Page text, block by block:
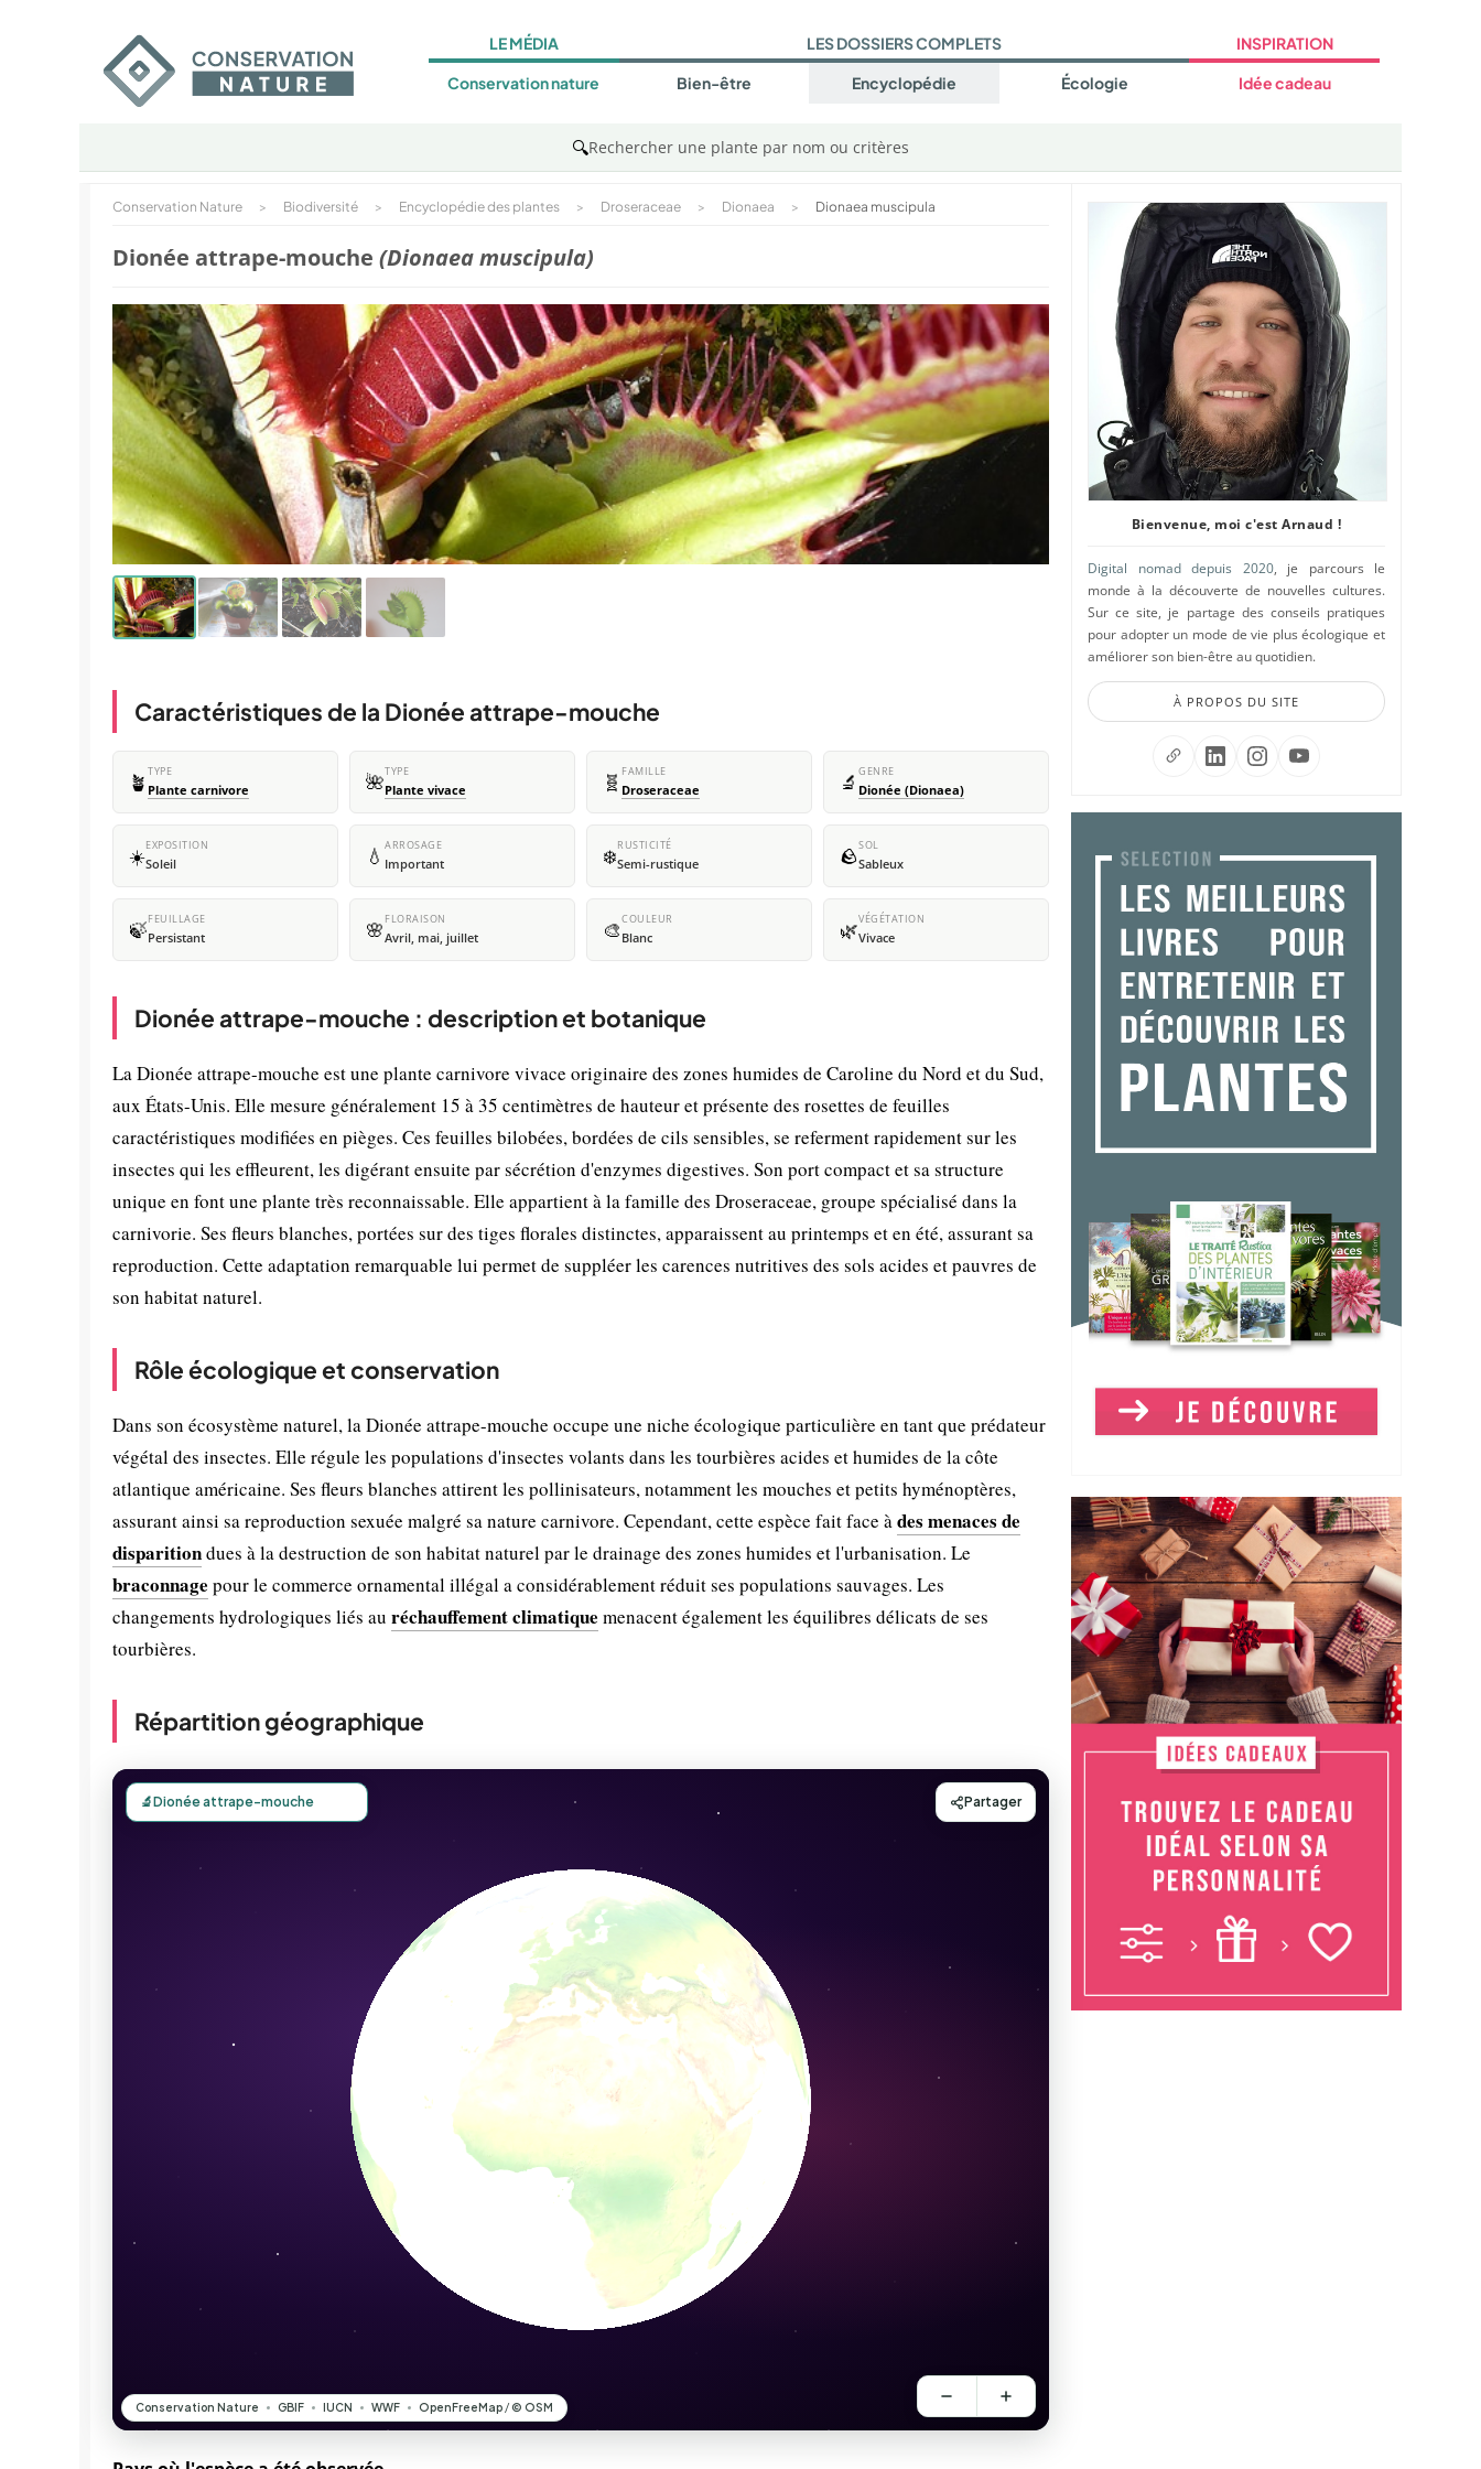
LE MÉDIA
Conservation nature
LES DOSSIERS COMPLETS
Bien-être Encyclopédie Écologie
INSPIRATION
Idée cadeau
🔍Rechercher une plante par nom ou critères
Conservation Nature > Biodiversité > Encyclopédie des plantes > Droseraceae > Dionaea > Dionaea muscipula
Dionée attrape-mouche (Dionaea muscipula)
Caractéristiques de la Dionée attrape-mouche
🪴 TYPE
Plante carnivore 🌺TYPE
Plante vivace 🧬 FAMILLE
Droseraceae 🔬 GENRE
Dionée (Dionaea)
☀️EXPOSITION
Soleil 💧 ARROSAGE
Important ❄️RUSTICITÉ
Semi-rustique 🪨SOL
Sableux
🍃FEUILLAGE
Persistant 🌸 FLORAISON
Avril, mai, juillet 🎨COULEUR
Blanc 🌿VÉGÉTATION
Vivace
Dionée attrape-mouche : description et botanique
La Dionée attrape-mouche est une plante carnivore vivace originaire des zones humides de Caroline du Nord et du Sud,
aux États-Unis. Elle mesure généralement 15 à 35 centimètres de hauteur et présente des rosettes de feuilles
caractéristiques modifiées en pièges. Ces feuilles bilobées, bordées de cils sensibles, se referment rapidement sur les
insectes qui les effleurent, les digérant ensuite par sécrétion d'enzymes digestives. Son port compact et sa structure
unique en font une plante très reconnaissable. Elle appartient à la famille des Droseraceae, groupe spécialisé dans la
carnivorie. Ses fleurs blanches, portées sur des tiges florales distinctes, apparaissent au printemps et en été, assurant sa
reproduction. Cette adaptation remarquable lui permet de suppléer les carences nutritives des sols acides et pauvres de
son habitat naturel.
Rôle écologique et conservation
Dans son écosystème naturel, la Dionée attrape-mouche occupe une niche écologique particulière en tant que prédateur
végétal des insectes. Elle régule les populations d'insectes volants dans les tourbières acides et humides de la côte
atlantique américaine. Ses fleurs blanches attirent les pollinisateurs, notamment les mouches et petits hyménoptères,
assurant ainsi sa reproduction sexuée malgré sa nature carnivore. Cependant, cette espèce fait face àdes menaces de
disparitiondues à la destruction de son habitat naturel par le drainage des zones humides et l'urbanisation. Le
braconnage pour le commerce ornamental illégal a considérablement réduit ses populations sauvages. Les
changements hydrologiques liés au réchauffement climatique menacent également les équilibres délicats de ses
tourbières.
Répartition géographique
Bienvenue, moi c'est Arnaud !
Digital nomad depuis 2020, je parcours le
monde à la découverte de nouvelles cultures.
Sur ce site, je partage des conseils pratiques
pour adopter un mode de vie plus écologique et
améliorer son bien-être au quotidien.
À PROPOS DU SITE